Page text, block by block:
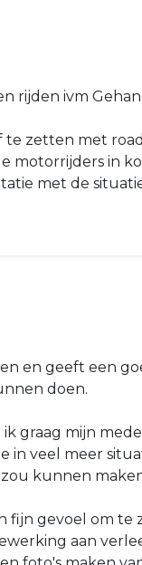
rijden ivm
te zetten met
motorrijders in
met de
en geeft een
doen.
graag mijn
in veel meer
kunnen
fijn gevoel om te
aan